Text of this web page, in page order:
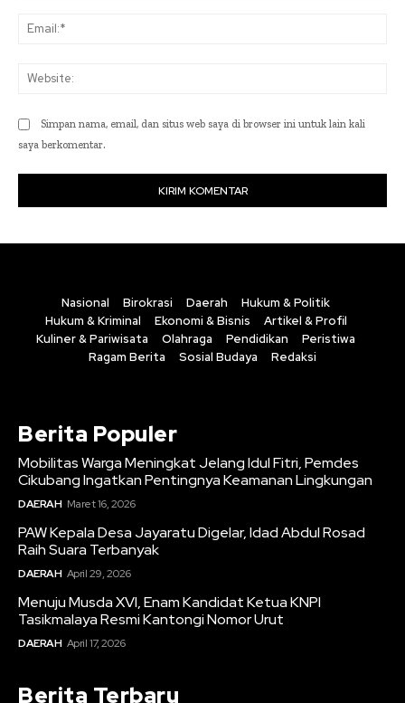
Simpan nama, email, dan situs web saya di browser ini untuk lain kali
saya berkomentar.
Nasional Birokrasi Daerah
Hukum & Politik
Hukum & Kriminal
Ekonomi & Bisnis
Artikel & Profil
Kuliner & Pariwisata
Olahraga Pendidikan
Peristiwa
Ragam Berita
Sosial Budaya Redaksi
Berita Populer
Mobilitas Warga Meningkat Jelang Idul Fitri, Pemdes
Cikubang Ingatkan Pentingnya Keamanan Lingkungan
DAERAH Maret 16, 2026
PAW Kepala Desa Jayaratu Digelar, Idad Abdul Rosad
Raih Suara Terbanyak
DAERAH April 29, 2026
Menuju Musda XVI, Enam Kandidat Ketua KNPI
Tasikmalaya Resmi Kantongi Nomor Urut
DAERAH April 17, 2026
Berita Terbaru